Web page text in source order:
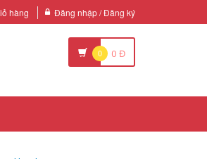
hàng Đăng nhập / Đăng ký
0 0 Đ